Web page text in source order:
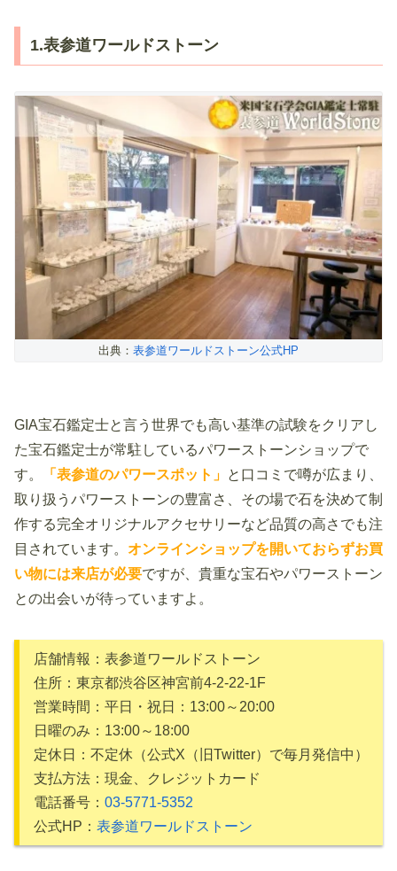
1.表参道ワールドストーン
出典： 表参道ワールドストーン公式HP
GIA宝石鑑定士と言う世界でも高い基準の試験をクリアし
た宝石鑑定士が常駐しているパワーストーンショップで
す。
「表参道のパワースポット」 と口コミで噂が広まり、
取り扱うパワーストーンの豊富さ、その場で石を決めて制
作する完全オリジナルアクセサリーなど品質の高さでも注
目されています。 オンラインショップを開いておらずお買
い物には来店が必要ですが、貴重な宝石やパワーストーン
との出会いが待っていますよ。
店舗情報：表参道ワールドストーン
住所：東京都渋谷区神宮前4-2-22-1F
営業時間：平日・祝日：13:00～20:00
日曜のみ：13:00～18:00
定休日：不定休（公式X（旧Twitter）で毎月発信中）
支払方法：現金、クレジットカード
電話番号： 03-5771-5352
公式HP： 表参道ワールドストーン